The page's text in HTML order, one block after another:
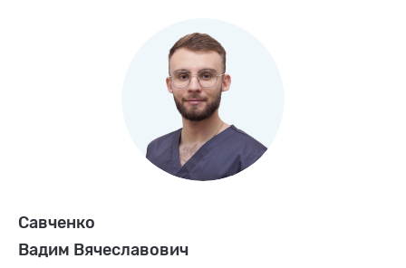
Савченко
Вадим Вячеславович